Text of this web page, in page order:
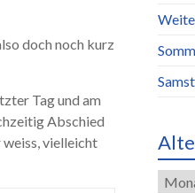
doch noch kurz
Tag und am
Abschied
weiss, vielleicht
Alte